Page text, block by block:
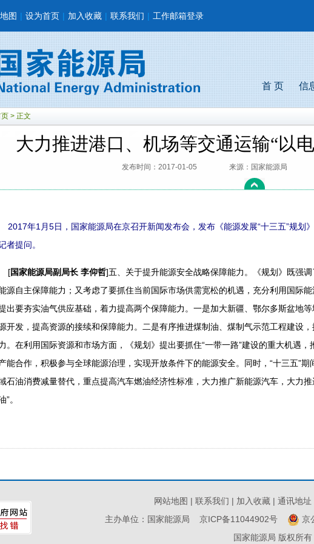
图 | 设为首页 | 加入收藏 | 联系我们 | 工作邮箱登录
首 页 信
> 正文
大力推进港口、机场等交通运输“以
发布时间：2017-01-05 来源：国家能源局
2017年1月5日，国家能源局在京召开新闻发布会，发布《能源发展“十三五”规划
者提问。
[国家能源局副局长 李仰哲]五、关于提升能源安全战略保障能力。《规划》既强
源自主保障能力；又考虑了要抓住当前国际市场供需宽松的机遇，充分利用国际
出要夯实油气供应基础，着力提高两个保障能力。一是加大新疆、鄂尔多斯盆地
开发，提高资源的接续和保障能力。二是有序推进煤制油、煤制气示范工程建设
。在利用国际资源和市场方面，《规划》提出要抓住“一带一路”建设的重大机遇
能合作，积极参与全球能源治理，实现开放条件下的能源安全。同时，“十三五”
石油消费减量替代，重点提高汽车燃油经济性标准，大力推广新能源汽车，大力
”。